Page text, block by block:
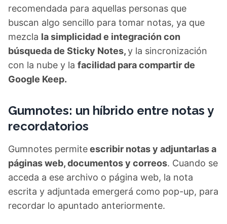
recomendada para aquellas personas que
buscan algo sencillo para tomar notas, ya que
mezcla la simplicidad e integración con
búsqueda de Sticky Notes,y la sincronización
con la nube y la facilidad para compartir de
Google Keep.
Gumnotes: un híbrido entre notas y
recordatorios
Gumnotes permiteescribir notas y adjuntarlas a
páginas web, documentos y correos. Cuando se
acceda a ese archivo o página web, la nota
escrita y adjuntada emergerá como pop-up, para
recordar lo apuntado anteriormente.